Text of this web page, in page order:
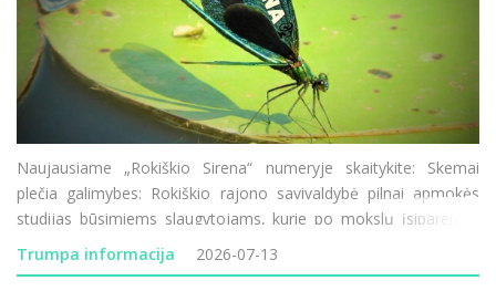
Naujausiame „Rokiškio Sirena“ numeryje skaitykite: Skemai
plečia galimybes: Rokiškio rajono savivaldybė pilnai apmokės
studijas būsimiems slaugytojams, kurie po mokslų įsipareigos
dirbti Skemų socialinės globos namuose. Puiki proga norintiems
studijuoti ar persikvalifiku
Trumpa informacija 2026-07-13